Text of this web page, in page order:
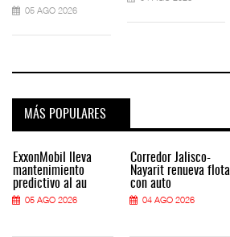
05 AGO 2026
MÁS POPULARES
ExxonMobil lleva
mantenimiento
predictivo al au
05 AGO 2026
Corredor Jalisco-
Nayarit renueva flota
con auto
04 AGO 2026